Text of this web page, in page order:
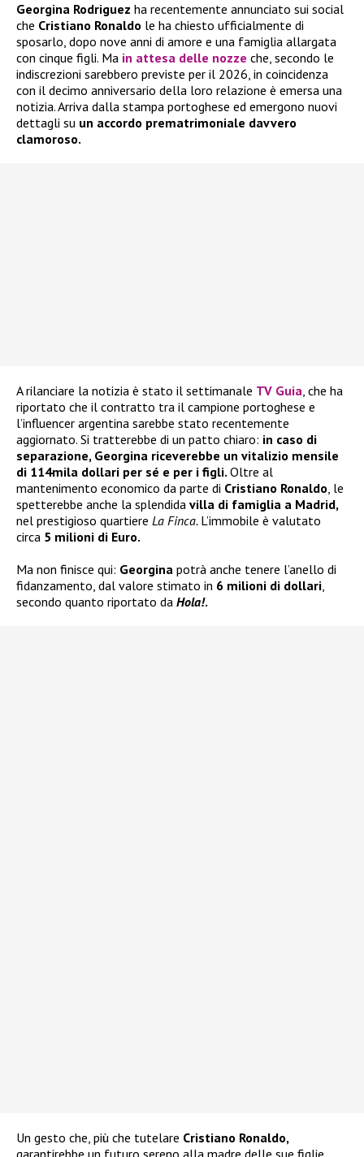
Georgina Rodriguez ha recentemente annunciato sui social
che Cristiano Ronaldo le ha chiesto ufficialmente di
sposarlo, dopo nove anni di amore e una famiglia allargata
con cinque figli. Ma in attesa delle nozze che, secondo le
indiscrezioni sarebbero previste per il 2026, in coincidenza
con il decimo anniversario della loro relazione è emersa una
notizia. Arriva dalla stampa portoghese ed emergono nuovi
dettagli su un accordo prematrimoniale davvero
clamoroso.
A rilanciare la notizia è stato il settimanale TV Guia, che ha
riportato che il contratto tra il campione portoghese e
l’influencer argentina sarebbe stato recentemente
aggiornato. Si tratterebbe di un patto chiaro: in caso di
separazione, Georgina riceverebbe un vitalizio mensile
di 114mila dollari per sé e per i figli. Oltre al
mantenimento economico da parte di Cristiano Ronaldo, le
spetterebbe anche la splendida villa di famiglia a Madrid,
nel prestigioso quartiere La Finca. L’immobile è valutato
circa 5 milioni di Euro.
Ma non finisce qui: Georgina potrà anche tenere l’anello di
fidanzamento, dal valore stimato in 6 milioni di dollari,
secondo quanto riportato da Hola!.
Un gesto che, più che tutelare Cristiano Ronaldo,